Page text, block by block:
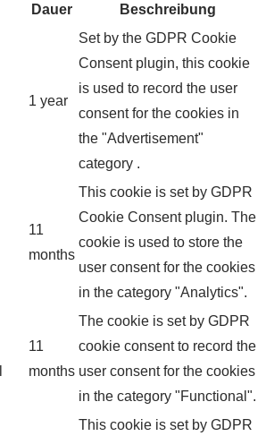
Dauer Beschreibung
1 year
Set by the GDPR Cookie
Consent plugin, this cookie
is used to record the user
consent for the cookies in
the "Advertisement"
category .
11
months
This cookie is set by GDPR
Cookie Consent plugin. The
cookie is used to store the
user consent for the cookies
in the category "Analytics".
11
months
The cookie is set by GDPR
cookie consent to record the
user consent for the cookies
in the category "Functional".
This cookie is set by GDPR